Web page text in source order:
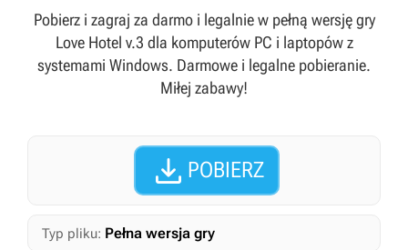
Pobierz i zagraj za darmo i legalnie w pełną wersję gry
Love Hotel v.3 dla komputerów PC i laptopów z
systemami Windows. Darmowe i legalne pobieranie.
Miłej zabawy!
 POBIERZ
Typ pliku: Pełna wersja gry